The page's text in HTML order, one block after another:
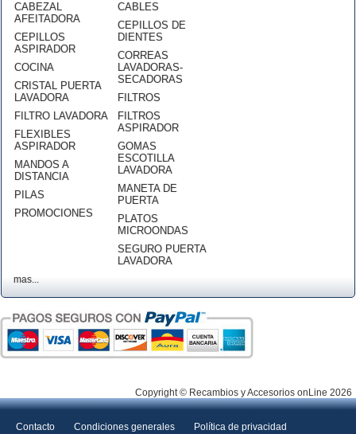
CABEZAL
AFEITADORA
CEPILLOS
ASPIRADOR
COCINA
CRISTAL PUERTA
LAVADORA
FILTRO LAVADORA
FLEXIBLES
ASPIRADOR
MANDOS A
DISTANCIA
PILAS
PROMOCIONES
CABLES
CEPILLOS DE
DIENTES
CORREAS
LAVADORAS-
SECADORAS
FILTROS
FILTROS
ASPIRADOR
GOMAS
ESCOTILLA
LAVADORA
MANETA DE
PUERTA
PLATOS
MICROONDAS
SEGURO PUERTA
LAVADORA
mas...
Copyright © Recambios y Accesorios onLine 2026
Contacto Condiciones generales Política de privacidad